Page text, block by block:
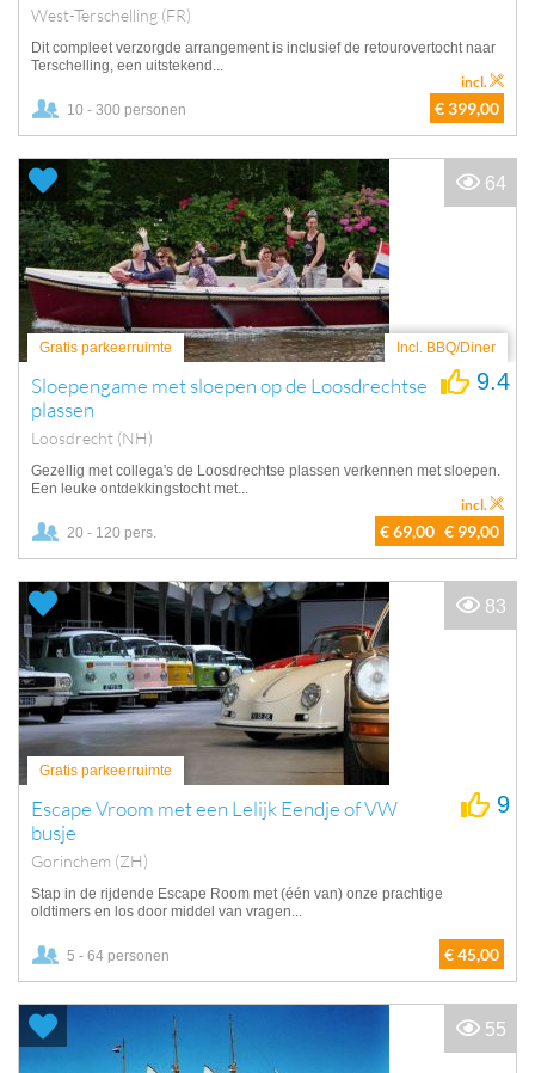
West-Terschelling (FR)
Dit compleet verzorgde arrangement is inclusief de retourovertocht naar
Terschelling, een uitstekend...
10 - 300 personen € 399,00
incl.
Gratis parkeerruimte Incl. BBQ/Diner
Sloepengame met sloepen op de Loosdrechtse
plassen
Loosdrecht (NH)
9.4
Gezellig met collega's de Loosdrechtse plassen verkennen met sloepen.
Een leuke ontdekkingstocht met...
20 - 120 pers. € 69,00 € 99,00
incl.
64
Gratis parkeerruimte
Escape Vroom met een Lelijk Eendje of VW
busje
Gorinchem (ZH)
9
Stap in de rijdende Escape Room met (één van) onze prachtige
oldtimers en los door middel van vragen...
5 - 64 personen € 45,00
83
55